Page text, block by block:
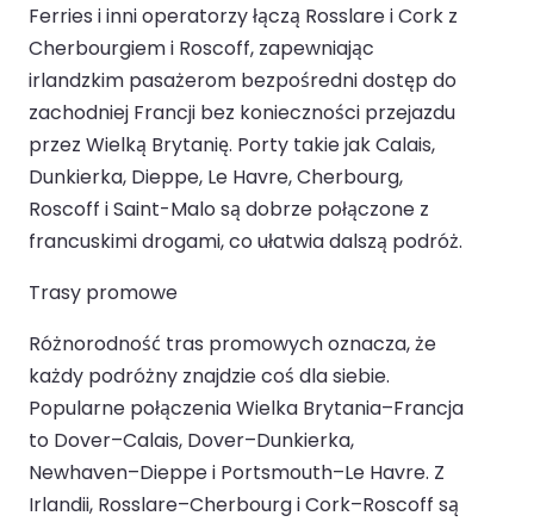
Ferries i inni operatorzy łączą Rosslare i Cork z
Cherbourgiem i Roscoff, zapewniając
irlandzkim pasażerom bezpośredni dostęp do
zachodniej Francji bez konieczności przejazdu
przez Wielką Brytanię. Porty takie jak Calais,
Dunkierka, Dieppe, Le Havre, Cherbourg,
Roscoff i Saint-Malo są dobrze połączone z
francuskimi drogami, co ułatwia dalszą podróż.
Trasy promowe
Różnorodność tras promowych oznacza, że
każdy podróżny znajdzie coś dla siebie.
Popularne połączenia Wielka Brytania–Francja
to Dover–Calais, Dover–Dunkierka,
Newhaven–Dieppe i Portsmouth–Le Havre. Z
Irlandii, Rosslare–Cherbourg i Cork–Roscoff są